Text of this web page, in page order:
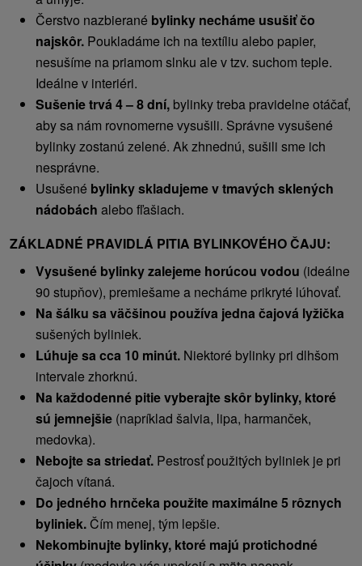
Čerstvo nazbierané bylinky necháme usušiť čo
najskôr. Poukladáme ich na textíliu alebo papier,
nesušíme na priamom slnku ale v tzv. suchom teple.
Ideálne v interiéri.
Sušenie trvá 4 – 8 dní, bylinky treba pravidelne otáčať,
aby sa nám rovnomerne vysušili. Správne vysušené
bylinky zostanú zelené. Ak zhnednú, sušili sme ich
nesprávne.
Usušené bylinky skladujeme v tmavých sklených
nádobách alebo fľašiach.
ZÁKLADNÉ PRAVIDLÁ PITIA BYLINKOVÉHO ČAJU:
Vysušené bylinky zalejeme horúcou vodou (ideálne
90 stupňov), premiešame a necháme prikryté lúhovať.
Na šálku sa väčšinou používa jedna čajová lyžička
sušených byliniek.
Lúhuje sa cca 10 minút. Niektoré bylinky pri dlhšom
intervale zhorknú.
Na každodenné pitie vyberajte skôr bylinky, ktoré
sú jemnejšie (napríklad šalvia, lipa, harmanček,
medovka).
Nebojte sa striedať. Pestrosť použitých byliniek je pri
čajoch vítaná.
Do jedného hrnčeka použite maximálne 5 rôznych
byliniek. Čím menej, tým lepšie.
Nekombinujte bylinky, ktoré majú protichodné